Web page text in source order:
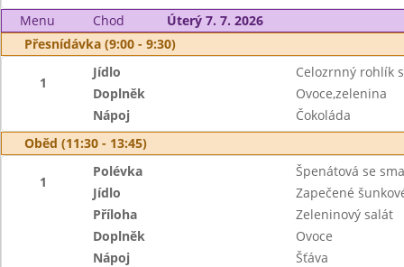
Menu Chod
Úterý 7. 7. 2026
Přesnídávka (9:00 - 9:30)
1
Jídlo
Celozrnný rohlík
Doplněk
Ovoce,zelenina
Nápoj
Čokoláda
Oběd (11:30 - 13:45)
1
Polévka
Špenátová se
Jídlo
Zapečené
Příloha
Zeleninový salát
Doplněk
Ovoce
Nápoj
Šťáva